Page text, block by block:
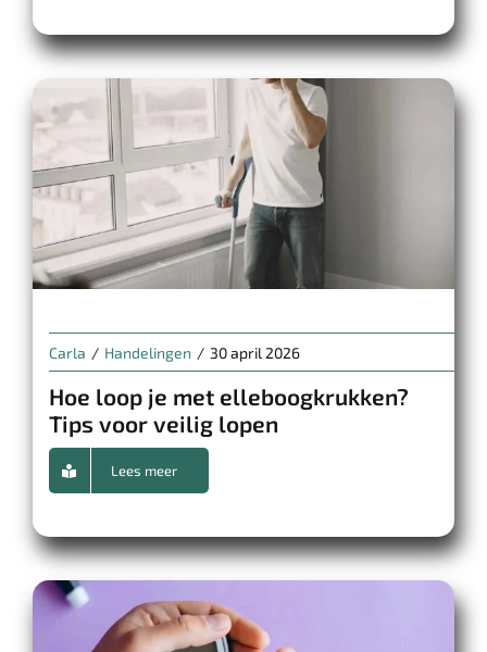
Carla / Handelingen / 30 april 2026
Hoe loop je met elleboogkrukken?
Tips voor veilig lopen
Lees meer